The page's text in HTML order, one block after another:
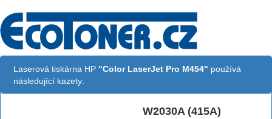
Laserová tiskárna HP "Color LaserJet Pro M454" používá
následující kazety:
W2030A (415A)